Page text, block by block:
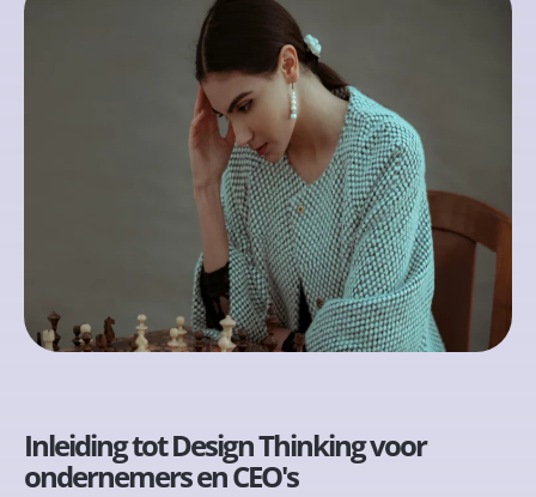
Inleiding tot Design Thinking voor
ondernemers en CEO's